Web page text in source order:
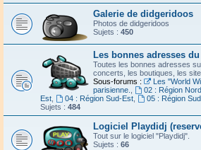
Galerie de didgeridoos
Photos de didgeridoos
Sujets : 450
Les bonnes adresses
Toutes les bonnes adresses
concerts, les boutiques, les
Sous-forums :
Les "World
parisienne.
02 : Région
Est
04 : Région Sud-Est,
05 : Région
Sujets : 484
Logiciel Playdidj
Tout sur le logiciel "Playdidj".
Sujets : 66